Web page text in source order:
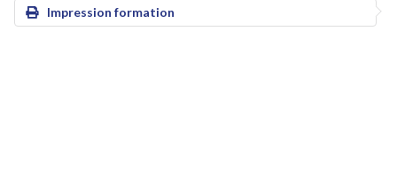
Impression formation